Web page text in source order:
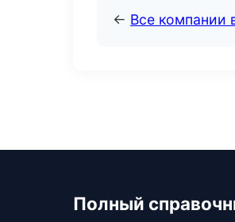
← Все компании
Полный